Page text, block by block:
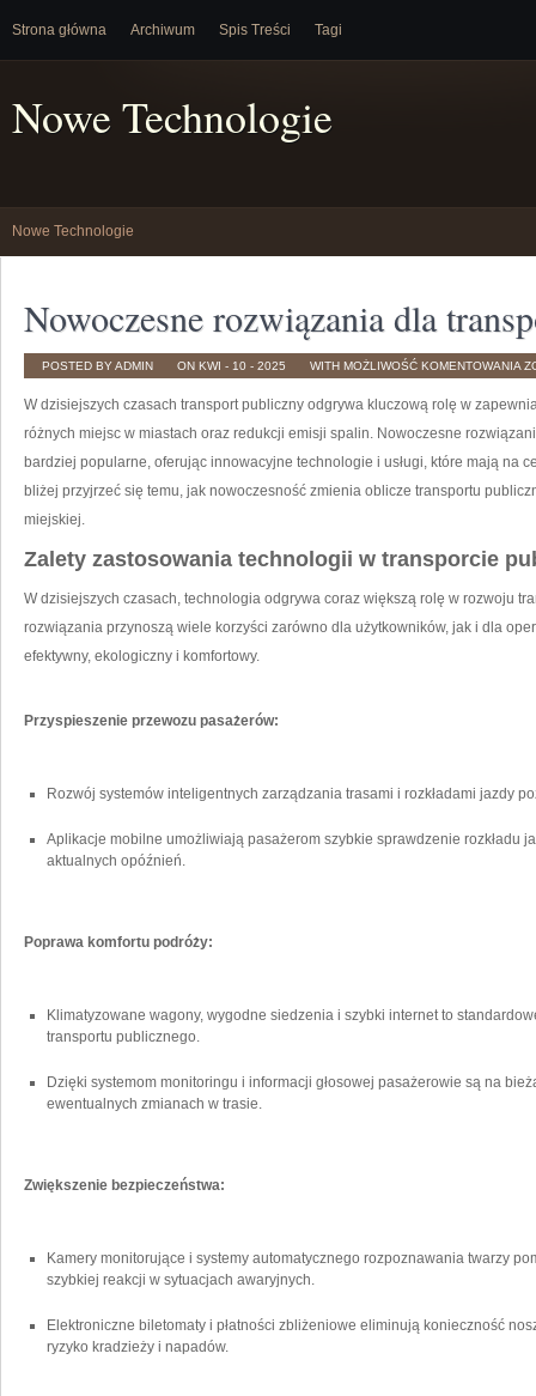
Strona główna Archiwum Spis Treści Tagi
Nowe Technologie
Nowe Technologie
Nowoczesne rozwiązania dla
POSTED BY ADMIN ON KWI - 10 - 2025 WITH MOŻLIWOŚĆ KOMENTOWANIA
W dzisiejszych czasach transport publiczny odgrywa kluczową rolę w
różnych⁣ miejsc​ w miastach oraz redukcji emisji spalin. Nowoczesne
bardziej popularne, oferując innowacyjne technologie i usługi, które mają⁢ na
bliżej przyjrzeć się temu, jak ‍nowoczesność zmienia oblicze transportu
miejskiej.
Zalety zastosowania technologii w ‍transporcie
W dzisiejszych⁢ czasach, technologia odgrywa coraz większą rolę w rozwoju
⁤rozwiązania przynoszą wiele korzyści zarówno dla użytkowników, jak i‍ dla
⁢efektywny, ekologiczny i komfortowy.
Przyspieszenie przewozu pasażerów:
Rozwój systemów inteligentnych ⁤zarządzania​ trasami⁢ i rozkładami jazdy
Aplikacje mobilne umożliwiają pasażerom szybkie ‌sprawdzenie rozkładu⁤
aktualnych opóźnień.
Poprawa komfortu podróży:
Klimatyzowane wagony,‍ wygodne siedzenia i szybki internet to
transportu⁢ publicznego.
Dzięki​ systemom monitoringu⁣ i informacji głosowej pasażerowie są na​
ewentualnych zmianach w ⁣trasie.
Zwiększenie bezpieczeństwa:
Kamery monitorujące ⁢i systemy automatycznego rozpoznawania twarzy
szybkiej reakcji w sytuacjach awaryjnych.
Elektroniczne ⁤biletomaty i płatności ‌zbliżeniowe eliminują konieczność
ryzyko ⁢kradzieży ​i napadów.